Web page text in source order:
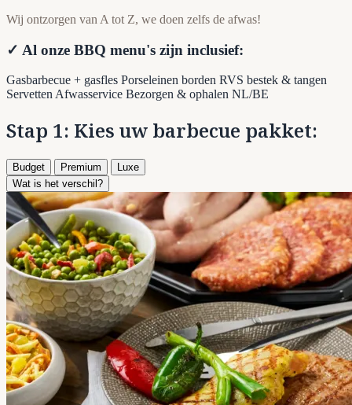
Wij ontzorgen van A tot Z, we doen zelfs de afwas!
✓ Al onze BBQ menu's zijn inclusief:
Gasbarbecue + gasfles Porseleinen borden RVS bestek & tangen
ServettenAfwasservice Bezorgen & ophalen NL/BE
Stap 1: Kies uw barbecue pakket:
Budget Premium
Luxe
Wat is het verschil?